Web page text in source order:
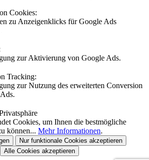
Cookies:
zu Anzeigenklicks für Google Ads
zur Aktivierung von Google Ads.
Tracking:
zur Nutzung des erweiterten Conversion
Cookies, um Ihnen die bestmögliche
können... Mehr Informationen.
Nur funktionale Cookies akzeptieren
Alle Cookies akzeptieren